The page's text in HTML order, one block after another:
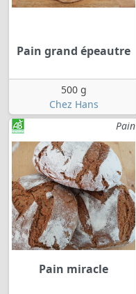
Pain grand épeautre
500 g
Chez Hans
Pain
Pain miracle